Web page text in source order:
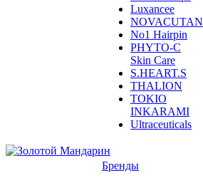
Luxancee
NOVACUTAN
No1 Hairpin
PHYTO-C
Skin Care
S.HEART.S
THALION
TOKIO
INKARAMI
Ultraceuticals
Бренды